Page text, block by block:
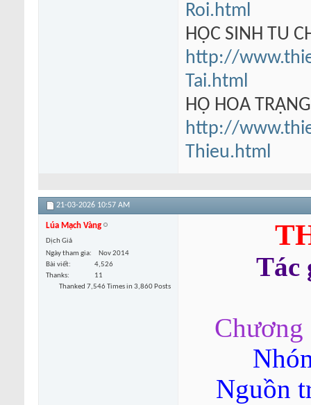
Roi.html
HỌC SINH TU
http://
Tai.html
HỘ HOA
http://
Thieu.html
21-03-2026 10:57 AM
Lúa Mạch Vàng
Dịch Giả
Ngày tham gia
Nov 2014
Bài viết
4,526
Thanks
11
Thanked 7,546 Times in 3,860 Posts
Tác
Chương
Nguồn